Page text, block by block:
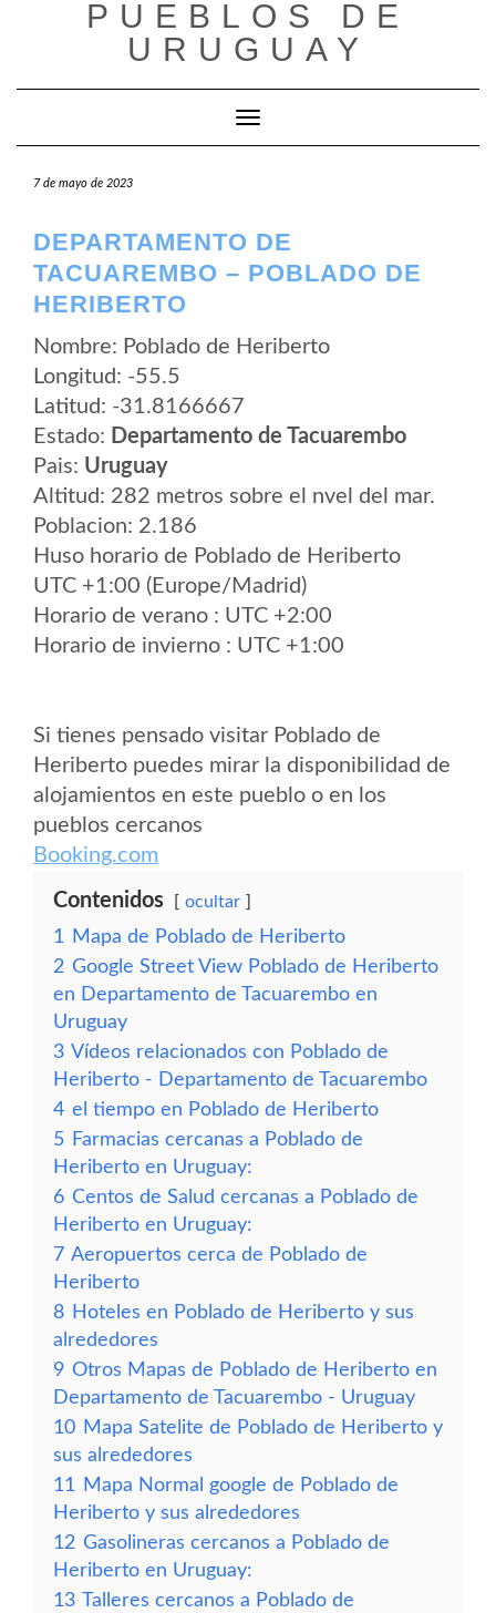
PUEBLOS DE
URUGUAY
Cambiar modo de navegación
7 de mayo de 2023
DEPARTAMENTO DE
TACUAREMBO – POBLADO DE
HERIBERTO
Nombre: Poblado de Heriberto
Longitud: -55.5
Latitud: -31.8166667
Estado: Departamento de Tacuarembo
Pais: Uruguay
Altitud: 282 metros sobre el nvel del mar.
Poblacion: 2.186
Huso horario de Poblado de Heriberto
UTC +1:00 (Europe/Madrid)
Horario de verano : UTC +2:00
Horario de invierno : UTC +1:00
Si tienes pensado visitar Poblado de
Heriberto puedes mirar la disponibilidad de
alojamientos en este pueblo o en los
pueblos cercanos
Booking.com
Contenidos ocultar
1
Mapa de Poblado de Heriberto
2 Google Street View Poblado de Heriberto
en Departamento de Tacuarembo en
Uruguay
3 Vídeos relacionados con Poblado de
Heriberto - Departamento de Tacuarembo
4 el tiempo en Poblado de Heriberto
5 Farmacias cercanas a Poblado de
Heriberto en Uruguay:
6 Centos de Salud cercanas a Poblado de
Heriberto en Uruguay:
7 Aeropuertos cerca de Poblado de
Heriberto
8 Hoteles en Poblado de Heriberto y sus
alrededores
9 Otros Mapas de Poblado de Heriberto en
Departamento de Tacuarembo - Uruguay
10 Mapa Satelite de Poblado de Heriberto y
sus alrededores
11
Mapa Normal google de Poblado de
Heriberto y sus alrededores
12 Gasolineras cercanos a Poblado de
Heriberto en Uruguay:
13 Talleres cercanos a Poblado de